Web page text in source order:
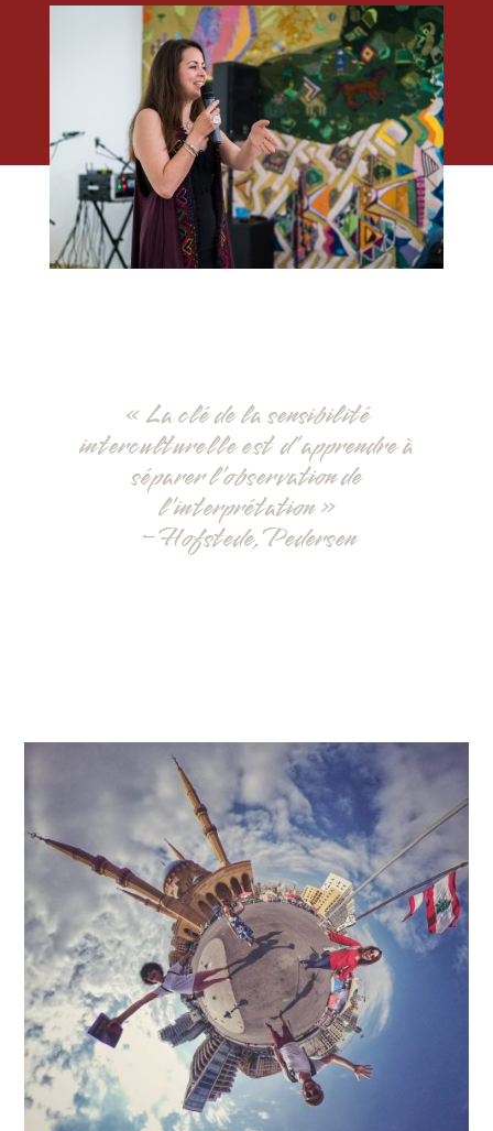
« La clé de la sensibilité
interculturelle est d’apprendre à
séparer l’observation de
l’interprétation »
– Hofstede, Pedersen